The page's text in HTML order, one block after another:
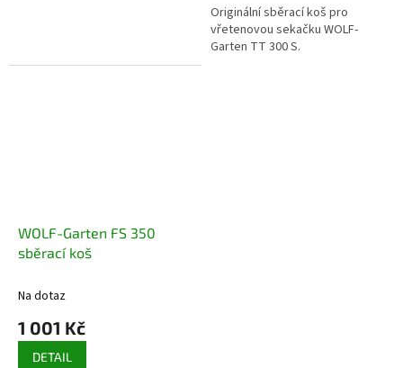
Originální sběrací koš pro
vřetenovou sekačku WOLF-
Garten TT 300 S.
WOLF-Garten FS 350
sběrací koš
Na dotaz
1 001 Kč
DETAIL